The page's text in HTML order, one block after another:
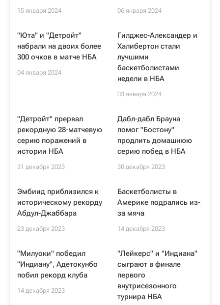
15 января 2024 06 января 2024
"Юта" и "Детройт"
набрали на двоих более
300 очков в матче НБА
04 января 2024
Гилджес-Александер и
Халибертон стали
лучшими
баскетболистами
недели в НБА
03 января 2024
"Детройт" прервал
рекордную 28-матчевую
серию поражений в
истории НБА
31 декабря 2023
Дабл-дабл Брауна
помог "Бостону"
продлить домашнюю
серию побед в НБА
30 декабря 2023
Эмбиид приблизился к
историческому рекорду
Абдул-Джаббара
23 декабря 2023
Баскетболисты в
Америке подрались из-
за мяча
14 декабря 2023
"Милуоки" победил
"Индиану", Адетокунбо
побил рекорд клуба
14 декабря 2023
"Лейкерс" и "Индиана"
сыграют в финале
первого
внутрисезонного
турнира НБА